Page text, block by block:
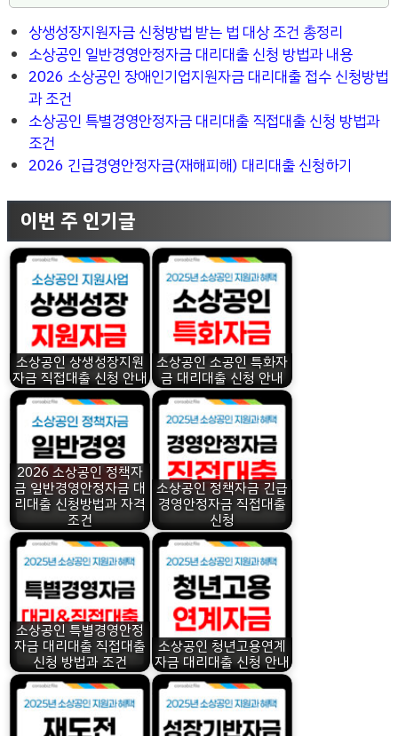
상생성장지원자금 신청방법 받는 법 대상 조건 총정리
소상공인 일반경영안정자금 대리대출 신청 방법과 내용
2026 소상공인 장애인기업지원자금 대리대출 접수 신청방법
과 조건
소상공인 특별경영안정자금 대리대출 직접대출 신청 방법과
조건
2026 긴급경영안정자금(재해피해) 대리대출 신청하기
이번 주 인기글
소상공인 상생성장지원
자금 직접대출 신청 안내
소상공인 소공인 특화자
금 대리대출 신청 안내
2026 소상공인 정책자
금 일반경영안정자금 대
리대출 신청방법과 자격
조건
소상공인 정책자금 긴급
경영안정자금 직접대출
신청
소상공인 특별경영안정
자금 대리대출 직접대출
신청 방법과 조건
소상공인 청년고용연계
자금 대리대출 신청 안내